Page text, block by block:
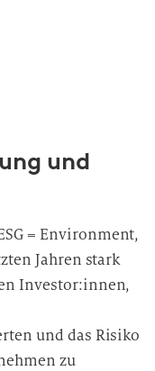
und
= Environment,
Jahren stark
Investor:innen,
und das Risiko
zu